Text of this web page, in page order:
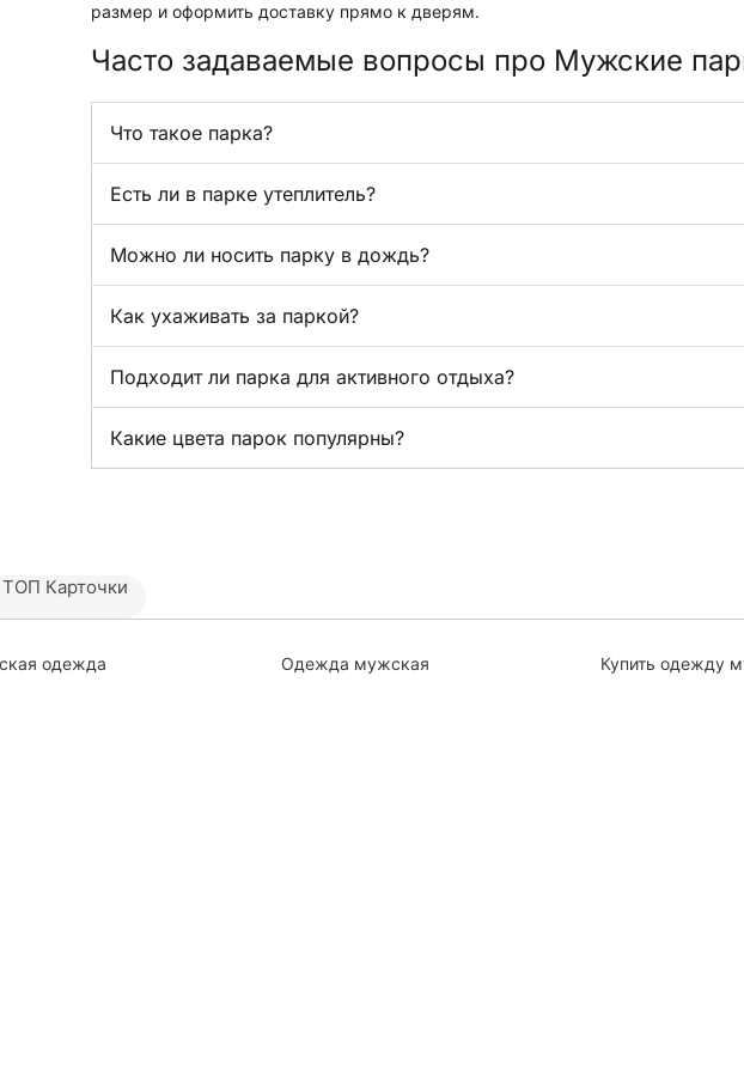
размер и оформить доставку прямо к дверям.
Часто задаваемые вопросы про Мужские
Что такое парка?
Есть ли в парке утеплитель?
Можно ли носить парку в дождь?
Как ухаживать за паркой?
Подходит ли парка для активного отдыха?
Какие цвета парок популярны?
ТОП Карточки
одежда Одежда мужская Купить одежду